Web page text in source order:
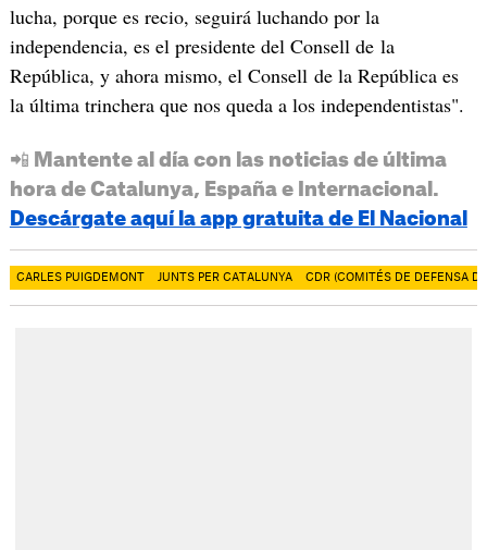
lucha, porque es recio, seguirá luchando por la
independencia, es el presidente del Consell de la
República, y ahora mismo, el Consell de la República es
la última trinchera que nos queda a los independentistas".
📲 Mantente al día con las noticias de última
hora de Catalunya, España e Internacional.
Descárgate aquí la app gratuita de El Nacional
CARLES PUIGDEMONT JUNTS PER CATALUNYA CDR (COMITÉS DE DEFENSA